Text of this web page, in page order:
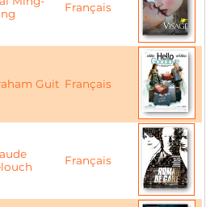
Français
Guit Français
Français